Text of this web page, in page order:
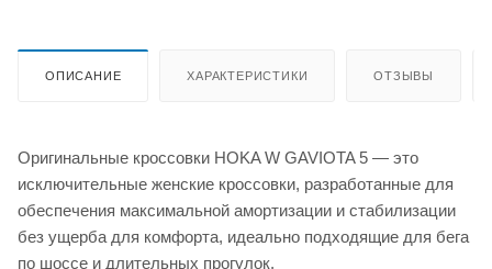
ОПИСАНИЕ ХАРАКТЕРИСТИКИ ОТЗЫВЫ
Оригинальные кроссовки HOKA W GAVIOTA 5 — это
исключительные женские кроссовки, разработанные для
обеспечения максимальной амортизации и стабилизации
без ущерба для комфорта, идеально подходящие для бега
по шоссе и длительных прогулок.